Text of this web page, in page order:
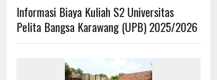
Informasi Biaya Kuliah S2 Universitas
Pelita Bangsa Karawang (UPB) 2025/2026